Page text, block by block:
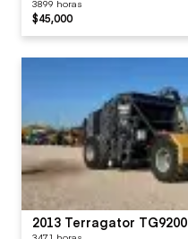
3899 horas
$45,000
2013 Terragator TG9200